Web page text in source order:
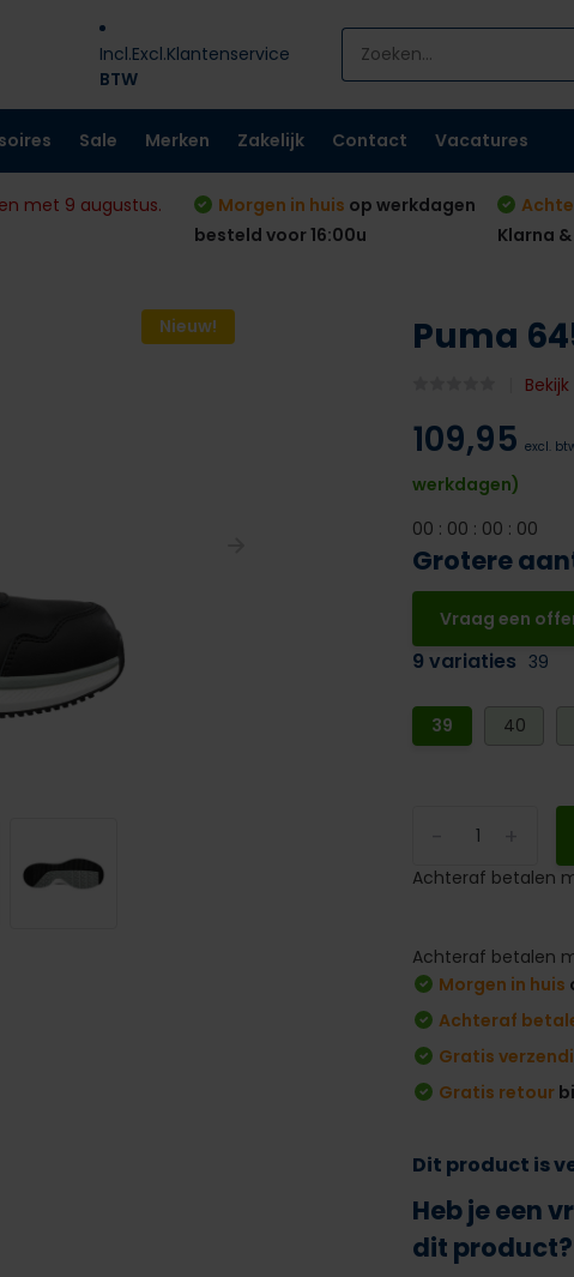
Incl.Excl.
BTW
Klantenservice
Sale Merken Zakelijk Contact Vacatures
met 9 augustus.
Morgen in huis op werkdagen
besteld voor 16:00u
Klarna
Nieuw!
Puma
109,95 excl.
werkdagen)
00 : 00 : 00 : 00
Grotere
Vraag een
9 variaties 39
39 40
Achteraf betalen
Achteraf betalen
Morgen in huis
Achteraf
Gratis
Gratis retour
Dit product is
Heb je een
dit product?